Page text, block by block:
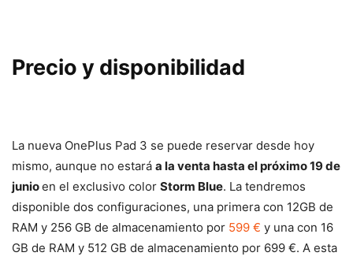
Precio y disponibilidad
La nueva OnePlus Pad 3 se puede reservar desde hoy
mismo, aunque no estará a la venta hasta el próximo 19 de
junioen el exclusivo color Storm Blue. La tendremos
disponible dos configuraciones, una primera con 12GB de
RAM y 256 GB de almacenamiento por 599 € y una con 16
GB de RAM y 512 GB de almacenamiento por 699 €. A esta